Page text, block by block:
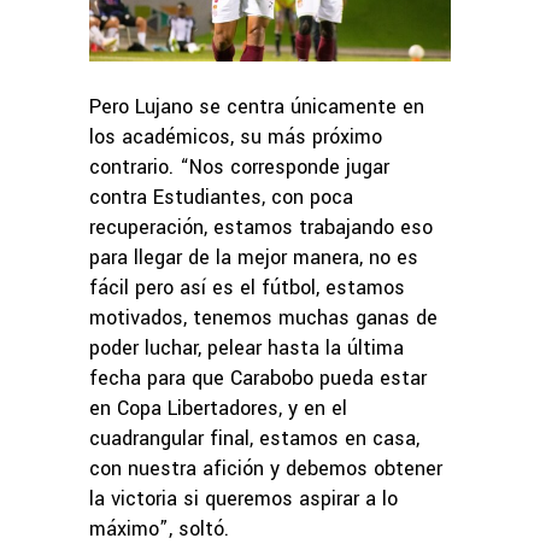
Pero Lujano se centra únicamente en
los académicos, su más próximo
contrario. “Nos corresponde jugar
contra Estudiantes, con poca
recuperación, estamos trabajando eso
para llegar de la mejor manera, no es
fácil pero así es el fútbol, estamos
motivados, tenemos muchas ganas de
poder luchar, pelear hasta la última
fecha para que Carabobo pueda estar
en Copa Libertadores, y en el
cuadrangular final, estamos en casa,
con nuestra afición y debemos obtener
la victoria si queremos aspirar a lo
máximo”, soltó.